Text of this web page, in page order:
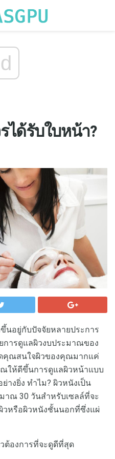
ด้รับใบหน้า?
อยู่กับปัจจัยหลายประการ
การดูแลผิวงบประมาณของ
คุณสนใจผิวของคุณมากแค่
ให้ดีขึ้นการดูแลผิวหน้าแบบ
างยิ่ง ทำไม? ผิวหนังเป็น
าณ 30 วันสำหรับเซลล์ที่จะ
วหรือผิวหนังชั้นนอกที่ซึ่งแผ่
ต้องการที่จะดูดีที่สุด